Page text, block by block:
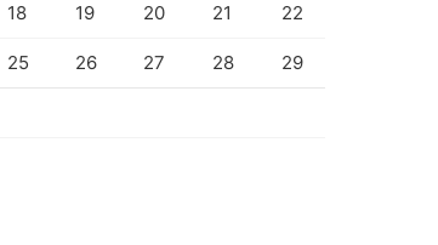
18 19 20 21 22
25 26 27 28 29